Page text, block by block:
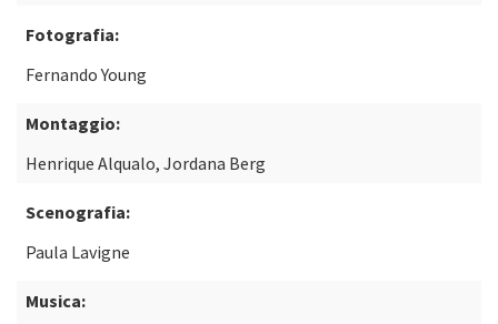
Fotografia:
Fernando Young
Montaggio:
Henrique Alqualo, Jordana Berg
Scenografia:
Paula Lavigne
Musica: